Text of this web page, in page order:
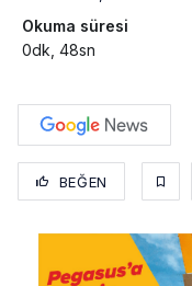
Okuma süresi
0dk, 48sn
BEĞEN